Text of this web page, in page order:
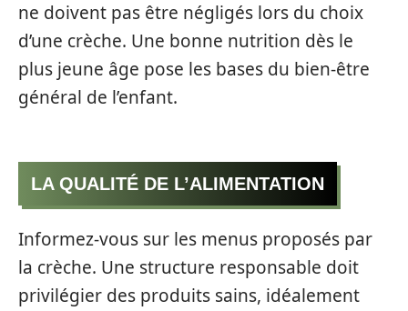
ne doivent pas être négligés lors du choix
d’une crèche. Une bonne nutrition dès le
plus jeune âge pose les bases du bien-être
général de l’enfant.
LA QUALITÉ DE L’ALIMENTATION
Informez-vous sur les menus proposés par
la crèche. Une structure responsable doit
privilégier des produits sains, idéalement